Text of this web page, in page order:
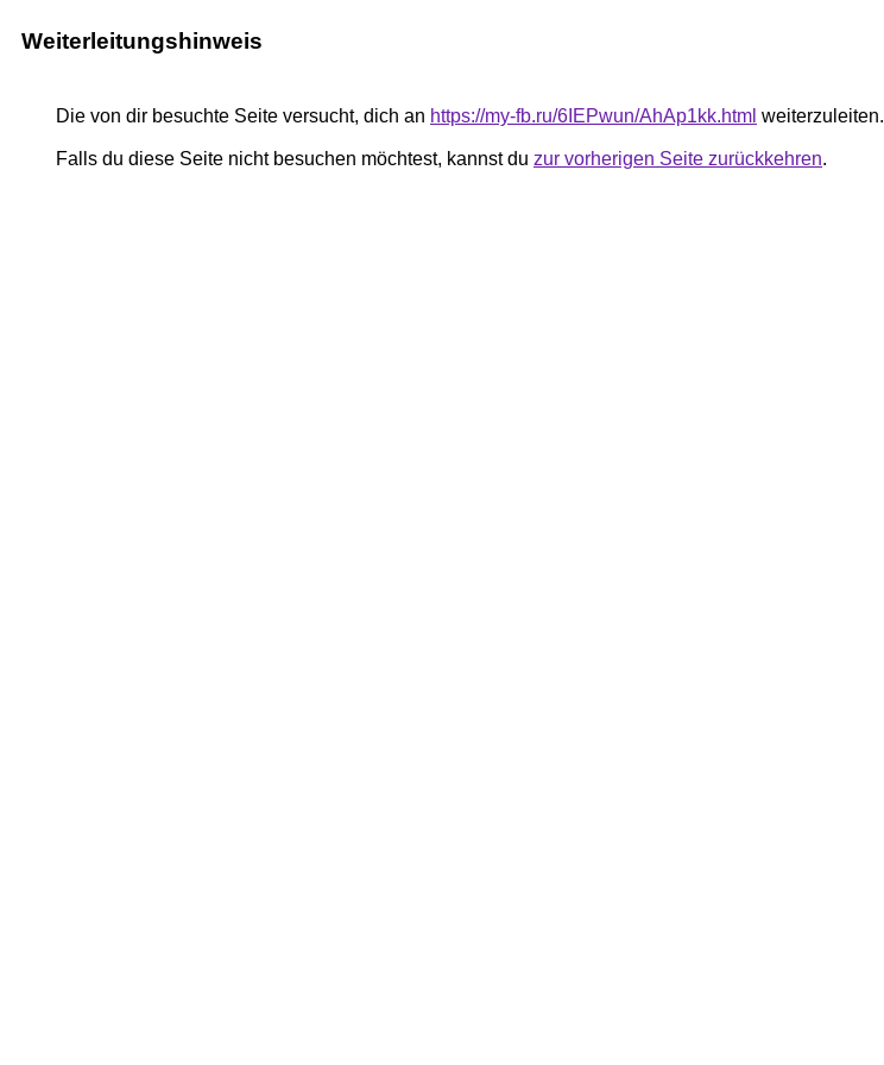
Weiterleitungshinweis
Die von dir besuchte Seite versucht, dich an https://my-fb.ru/6IEPwun/AhAp1kk.html weiterzuleiten.
Falls du diese Seite nicht besuchen möchtest, kannst du zur vorherigen Seite zurückkehren.